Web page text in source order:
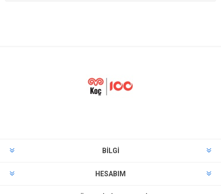
BILGI
HESABIM